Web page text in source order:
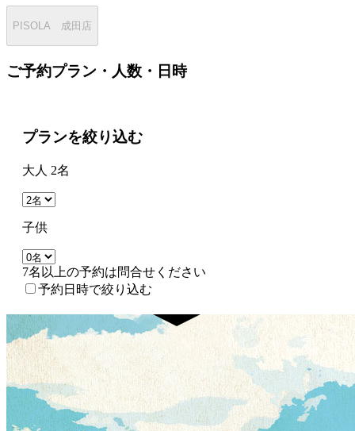
PISOLA 成田店
ご予約プラン・人数・日時
プランを絞り込む
大人 2名
子供
7名以上の予約は問合せください
予約日時で絞り込む